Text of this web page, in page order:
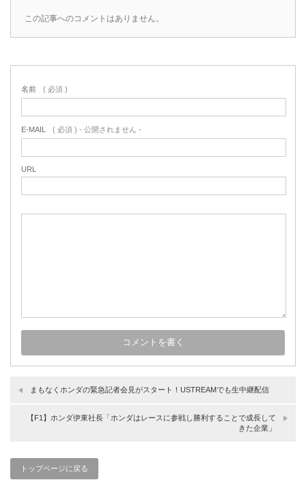
この記事へのコメントはありません。
名前 ( 必須 )
E-MAIL ( 必須 ) - 公開されません -
URL
まもなくホンダの緊急記者会見がスタート！USTREAMでも生中継配信
【F1】ホンダ伊東社長「ホンダはレースに参戦し勝利することで成長して
きた企業」
トップページに戻る